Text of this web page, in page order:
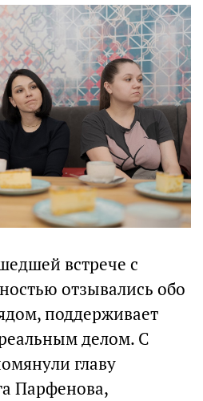
встрече с
отзывались обо
поддерживает
делом. С
главу
Парфенова,